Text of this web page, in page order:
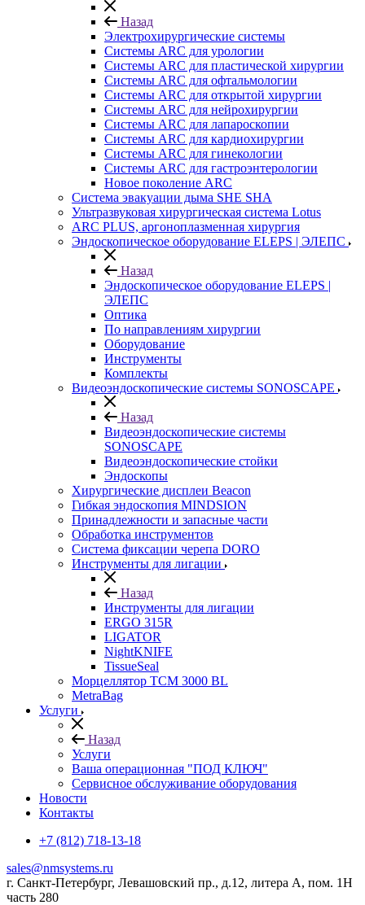
Назад
Электрохирургические системы
Системы ARC для урологии
Системы ARC для пластической хирургии
Системы ARC для офтальмологии
Системы ARC для открытой хирургии
Системы ARC для нейрохирургии
Системы ARC для лапароскопии
Системы ARC для кардиохирургии
Системы ARC для гинекологии
Системы ARC для гастроэнтерологии
Новое поколение ARC
Система эвакуации дыма SHE SHA
Ультразвуковая хирургическая система Lotus
ARC PLUS, аргоноплазменная хирургия
Эндоскопическое оборудование ELEPS | ЭЛЕПС
Назад
Эндоскопическое оборудование ELEPS |
ЭЛЕПС
Оптика
По направлениям хирургии
Оборудование
Инструменты
Комплекты
Видеоэндоскопические системы SONOSCAPE
Назад
Видеоэндоскопические системы
SONOSCAPE
Видеоэндоскопические стойки
Эндоскопы
Хирургические дисплеи Beacon
Гибкая эндоскопия MINDSION
Принадлежности и запасные части
Обработка инструментов
Система фиксации черепа DORO
Инструменты для лигации
Назад
Инструменты для лигации
ERGO 315R
LIGATOR
NightKNIFE
TissueSeal
Морцеллятор ТСМ 3000 BL
MetraBag
Услуги
Назад
Услуги
Ваша операционная "ПОД КЛЮЧ"
Сервисное обслуживание оборудования
Новости
Контакты
+7 (812) 718-13-18
sales@nmsystems.ru
г. Санкт-Петербург, Левашовский пр., д.12, литера А, пом. 1Н
часть 280